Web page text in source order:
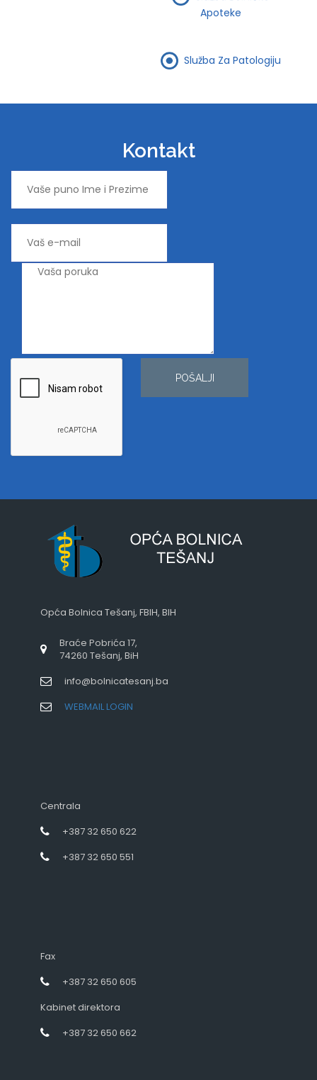
Apoteke
Služba Za Patologiju
Kontakt
POŠALJI
Opća Bolnica Tešanj, FBIH, BIH
Braće Pobrića 17,
74260 Tešanj, BiH
info@bolnicatesanj.ba
WEBMAIL LOGIN
Centrala
+387 32 650 622
+387 32 650 551
Fax
+387 32 650 605
Kabinet direktora
+387 32 650 662